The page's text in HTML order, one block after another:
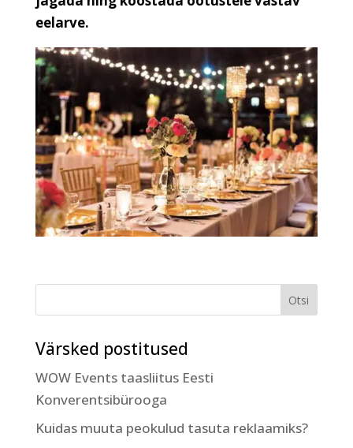
eelarve.
Värsked postitused
WOW Events taasliitus Eesti
Konverentsibürooga
Kuidas muuta peokulud tasuta reklaamiks?